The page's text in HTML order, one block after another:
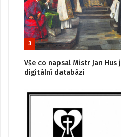
3
Vše co napsal Mistr Jan
digitální databázi